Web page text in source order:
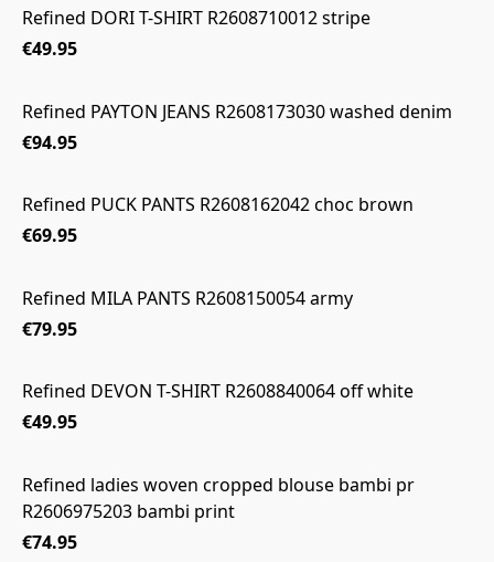
Refined DORI T-SHIRT R2608710012 stripe
€49.95
Refined PAYTON JEANS R2608173030 washed denim
€94.95
Refined PUCK PANTS R2608162042 choc brown
€69.95
Refined MILA PANTS R2608150054 army
€79.95
Refined DEVON T-SHIRT R2608840064 off white
€49.95
Refined ladies woven cropped blouse bambi pr
R2606975203 bambi print
€74.95